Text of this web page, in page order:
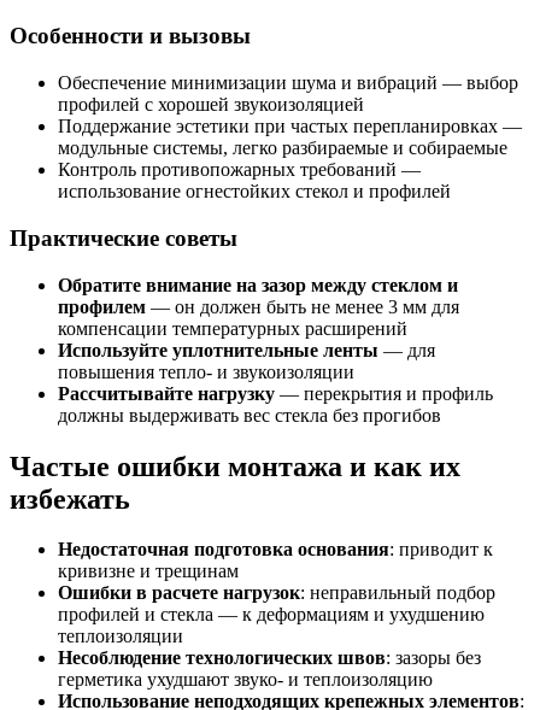
Особенности и вызовы
Обеспечение минимизации шума и вибраций — выбор
профилей с хорошей звукоизоляцией
Поддержание эстетики при частых перепланировках —
модульные системы, легко разбираемые и собираемые
Контроль противопожарных требований —
использование огнестойких стекол и профилей
Практические советы
Обратите внимание на зазор между стеклом и
профилем — он должен быть не менее 3 мм для
компенсации температурных расширений
Используйте уплотнительные ленты — для
повышения тепло- и звукоизоляции
Рассчитывайте нагрузку — перекрытия и профиль
должны выдерживать вес стекла без прогибов
Частые ошибки монтажа и как их
избежать
Недостаточная подготовка основания: приводит к
кривизне и трещинам
Ошибки в расчете нагрузок: неправильный подбор
профилей и стекла — к деформациям и ухудшению
теплоизоляции
Несоблюдение технологических швов: зазоры без
герметика ухудшают звуко- и теплоизоляцию
Использование неподходящих крепежных элементов: